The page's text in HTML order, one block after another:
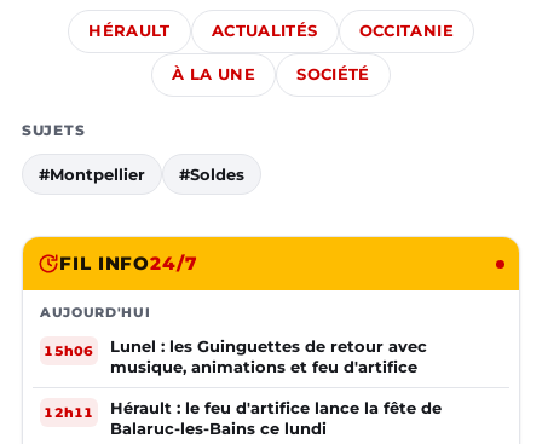
HÉRAULT ACTUALITÉS OCCITANIE
À LA UNE SOCIÉTÉ
SUJETS
#Montpellier #Soldes
FIL INFO24/7
AUJOURD'HUI
15h06
Lunel : les Guinguettes de retour avec
musique, animations et feu d'artifice
12h11
Hérault : le feu d'artifice lance la fête de
Balaruc-les-Bains ce lundi